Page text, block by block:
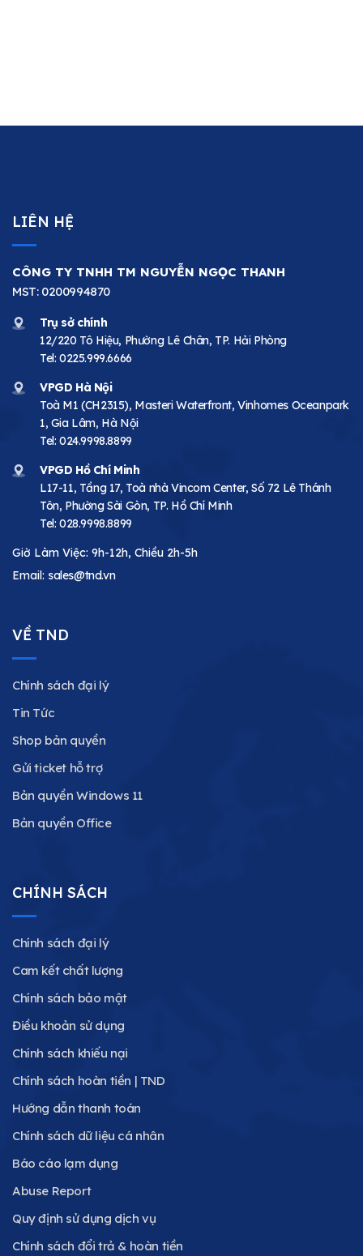
LIÊN HỆ
CÔNG TY TNHH TM NGUYỄN NGỌC THANH
MST: 0200994870
Trụ sở chính
12/220 Tô Hiệu, Phường Lê Chân, TP. Hải Phòng
Tel: 0225.999.6666
VPGD Hà Nội
Toà M1 (CH2315), Masteri Waterfront, Vinhomes Oceanpark
1, Gia Lâm, Hà Nội
Tel: 024.9998.8899
VPGD Hồ Chí Minh
L17-11, Tầng 17, Toà nhà Vincom Center, Số 72 Lê Thánh
Tôn, Phường Sài Gòn, TP. Hồ Chí Minh
Tel: 028.9998.8899
Giờ Làm Việc: 9h-12h, Chiều 2h-5h
Email: sales@tnd.vn
VỀ TND
Chính sách đại lý
Tin Tức
Shop bản quyền
Gửi ticket hỗ trợ
Bản quyền Windows 11
Bản quyền Office
CHÍNH SÁCH
Chính sách đại lý
Cam kết chất lượng
Chính sách bảo mật
Điều khoản sử dụng
Chính sách khiếu nại
Chính sách hoàn tiền | TND
Hướng dẫn thanh toán
Chính sách dữ liệu cá nhân
Báo cáo lạm dụng
Abuse Report
Quy định sử dụng dịch vụ
Chính sách đổi trả & hoàn tiền